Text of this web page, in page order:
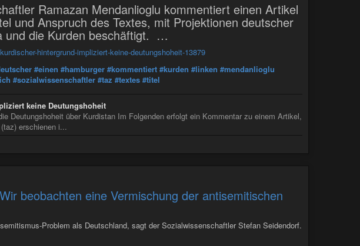
Ramazan Mendanlioglu kommentiert einen Artikel
und Anspruch des Textes, mit Projektionen deutscher
und die Kurden beschäftigt. …
hintergrund-impliziert-keine-deutungshoheit-13879
#einen #hamburger #kommentiert #kurden #linken #mendanlioglu
#sozialwissenschaftler #taz #textes #titel
keine Deutungshoheit
Deutungshoheit über Kurdistan Im Folgenden erfolgt ein Kommentar zu einem Artikel,
erschienen i...
beobachten eine Vermischung der antisemitischen
Problem als Deutschland, sagt der Sozialwissenschaftler Stefan Seidendorf.